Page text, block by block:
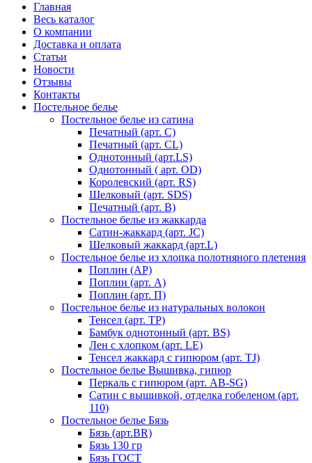
Главная
Весь каталог
О компании
Доставка и оплата
Статьи
Новости
Отзывы
Контакты
Постельное белье
Постельное белье из сатина
Печатный (арт. С)
Печатный (арт. СL)
Однотонный (арт.LS)
Однотонный ( арт. OD)
Королевский (арт. RS)
Шелковый (арт. SDS)
Печатный (арт. В)
Постельное белье из жаккарда
Сатин-жаккард (арт. JC)
Шелковый жаккард (арт.L)
Постельное белье из хлопка полотняного плетения
Поплин (AP)
Поплин (арт. А)
Поплин (арт. П)
Постельное белье из натуральных волокон
Тенсел (арт. ТР)
Бамбук однотонный (арт. BS)
Лен с хлопком (арт. LE)
Тенсел жаккард с гипюром (арт. TJ)
Постельное белье Вышивка, гипюр
Перкаль с гипюром (арт. AB-SG)
Сатин с вышивкой, отделка гобеленом (арт.
110)
Постельное белье Бязь
Бязь (арт.BR)
Бязь 130 гр
Бязь ГОСТ